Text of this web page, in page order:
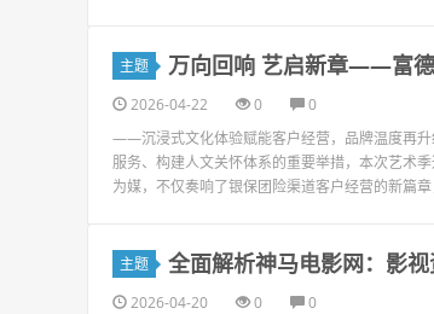
主题 万向回响 艺启新章——富德
2026-04-22 0
0
——沉浸式文化体验赋能客户经营，品牌温度再升
服务、构建人文关怀体系的重要举措，本次艺术
为媒，不仅奏响了银保团险渠道客户经营的新篇
主题 全面解析神马电影网：影
2026-04-20 0
0